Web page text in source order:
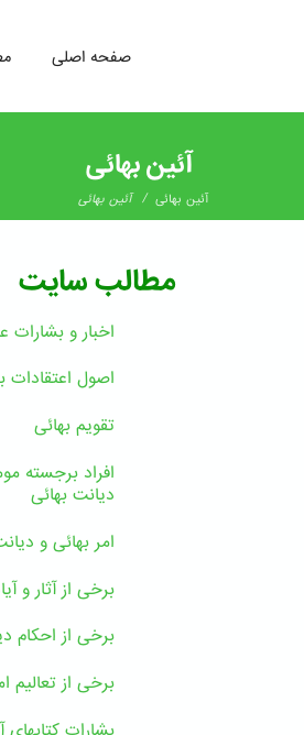
رفتن
صفحه اصلی
آئین بهائی
آئین بهائی / آئین بهائی
مطالب سایت
اخبار و بشارات
اصول اعتقادات
تقویم بهائی
افراد برجسته
دیانت بهائی
امر بهائی و
برخی از آثار و
برخی از احکام
برخی از تعالیم